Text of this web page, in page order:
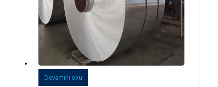
Devamını oku